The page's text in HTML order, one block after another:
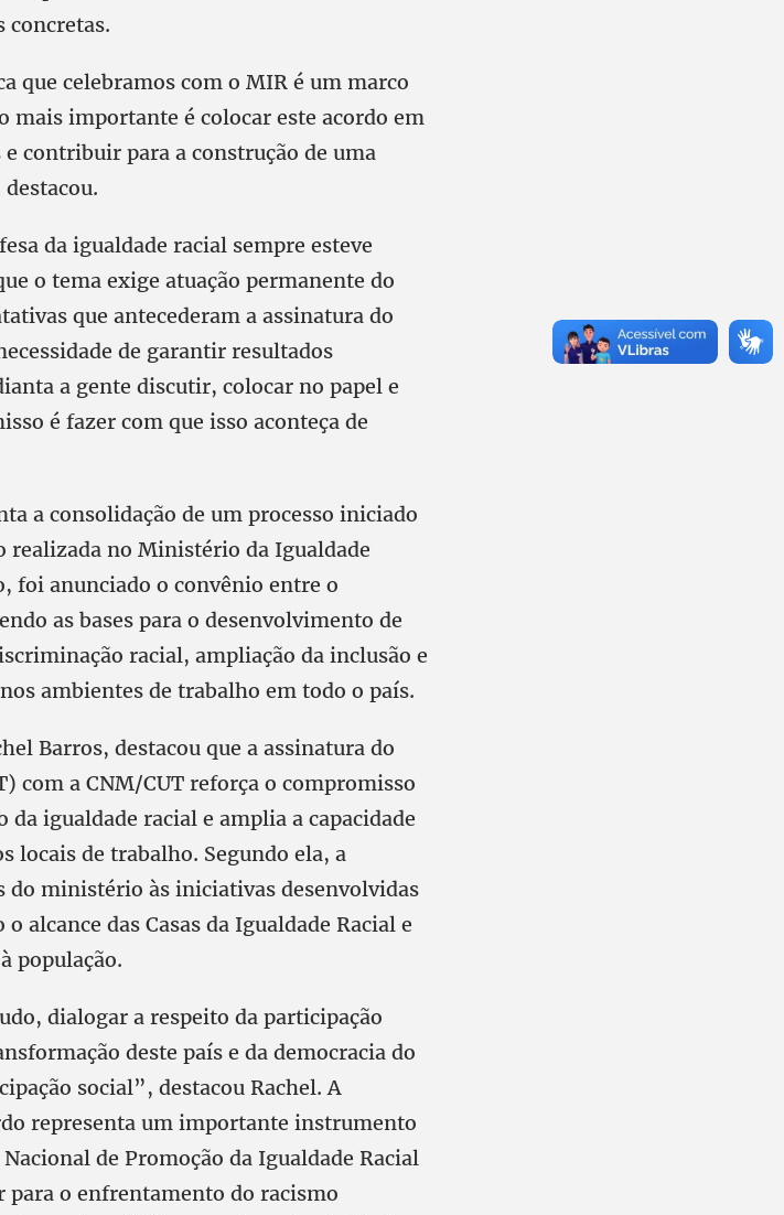
concretas.
que celebramos com o MIR é um marco
mais importante é colocar este acordo em
contribuir para a construção de uma
da igualdade racial sempre esteve
o tema exige atuação permanente do
que antecederam a assinatura do
de garantir resultados
a gente discutir, colocar no papel e
é fazer com que isso aconteça de
a consolidação de um processo iniciado
realizada no Ministério da Igualdade
foi anunciado o convênio entre o
as bases para o desenvolvimento de
racial, ampliação da inclusão e
ambientes de trabalho em todo o país.
Barros, destacou que a assinatura do
com a CNM/CUT reforça o compromisso
igualdade racial e amplia a capacidade
locais de trabalho. Segundo ela, a
do ministério às iniciativas desenvolvidas
alcance das Casas da Igualdade Racial e
população.
dialogar a respeito da participação
deste país e da democracia do
social”, destacou Rachel. A
representa um importante instrumento
de Promoção da Igualdade Racial
o enfrentamento do racismo